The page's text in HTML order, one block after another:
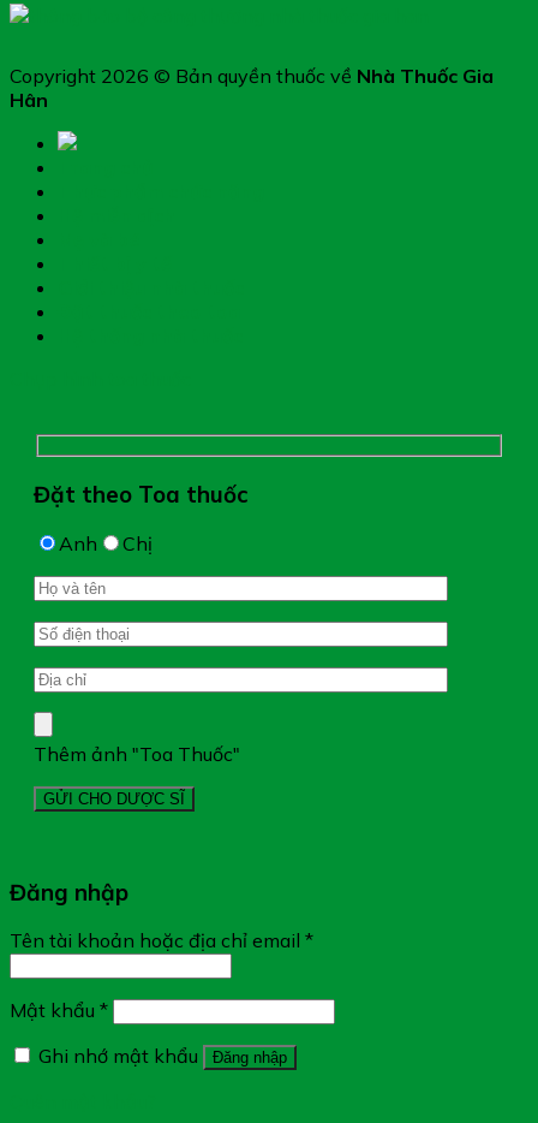
Copyright 2026 © Bản quyền thuốc về Nhà Thuốc Gia
Hân
Đặt theo Toa thuốc
Anh Chị
Thêm ảnh "Toa Thuốc"
Đăng nhập
Tên tài khoản hoặc địa chỉ email *
Mật khẩu *
Ghi nhớ mật khẩu
Đăng nhập